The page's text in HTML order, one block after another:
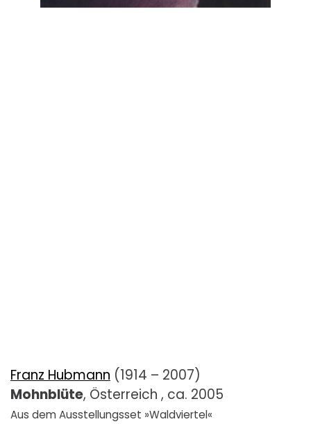
Franz Hubmann (1914 – 2007)
Mohnblüte, Österreich , ca. 2005
Aus dem Ausstellungsset »Waldviertel«